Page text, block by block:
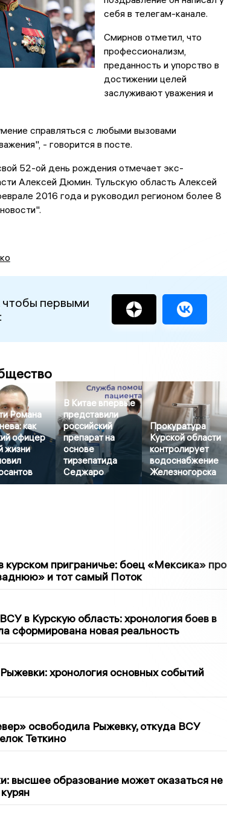
себя в телегам-канале.
Смирнов отметил, что
профессионализм,
преданность и упорство в
достижении целей
заслуживают уважения и
справляться с любыми вызовами
- говорится в посте.
52-ой день рождения отмечает экс-
Алексей Дюмин. Тульскую область Алексей
2016 года и руководил регионом более 8
первыми
Романа
как
офицер
жизни
В Китае впервые
представили
российский
препарат на
основе
тирзепатида
Седжаро
Прокуратура
Курской области
контролирует
водоснабжение
Железногорска
курском приграничье: боец «Мексика» про
и тот самый Поток
в Курскую область: хронология боев в
сформирована новая реальность
хронология основных событий
освободила Рыжевку, откуда ВСУ
Теткино
высшее образование может оказаться не